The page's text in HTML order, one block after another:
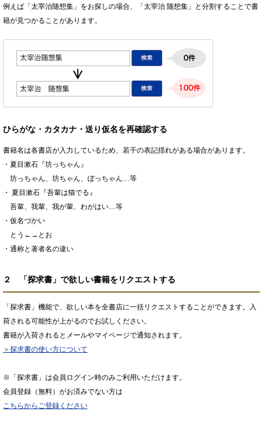
例えば「太宰治随想集」をお探しの場合、「太宰治 随想集」と分割することで書
籍が見つかることがあります。
ひらがな・カタカナ・送り仮名を再確認する
書籍名は各書店が入力しているため、若干の表記揺れがある場合があります。
・夏目漱石『坊っちゃん』
坊っちゃん、坊ちゃん、ぼっちゃん…等
・ 夏目漱石『吾輩は猫でる』
吾輩、我輩、我が輩、わがはい…等
・仮名づかい
とう←→とお
・通称と著者名の違い
２ 「探求書」で欲しい書籍をリクエストする
「探求書」機能で、欲しい本を全書店に一括リクエストすることができます。入
荷される可能性が上がるのでお試しください。
書籍が入荷されるとメールやマイページで通知されます。
＞探求書の使い方について
※「探求書」は会員ログイン時のみご利用いただけます。
会員登録（無料）がお済みでない方は
こちらからご登録ください